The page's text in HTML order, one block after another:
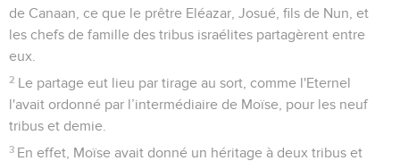
de Canaan, ce que le prêtre Eléazar, Josué, fils de Nun, et
les chefs de famille des tribus israélites partagèrent entre
eux.
2 Le partage eut lieu par tirage au sort, comme l'Eternel
l'avait ordonné par l’intermédiaire de Moïse, pour les neuf
tribus et demie.
3 En effet, Moïse avait donné un héritage à deux tribus et